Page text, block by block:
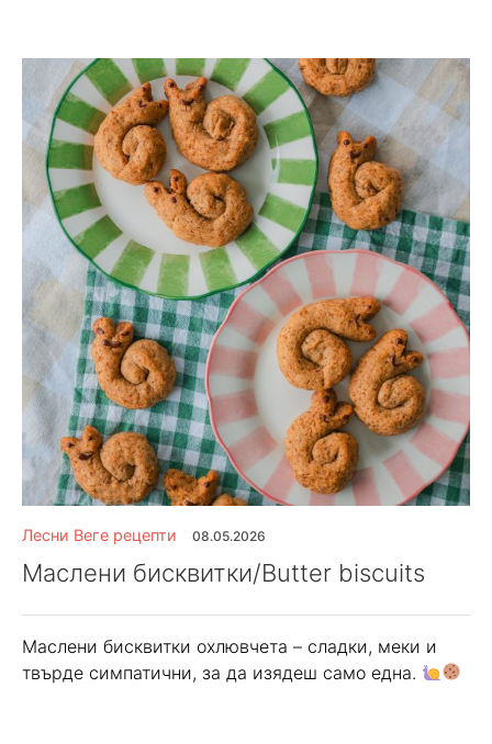
Лесни Веге рецепти 08.05.2026
Маслени бисквитки/Butter biscuits
Маслени бисквитки охлювчета – сладки, меки и
твърде симпатични, за да изядеш само една.